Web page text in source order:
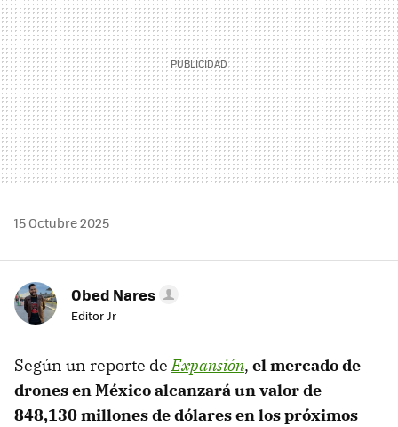
15 Octubre 2025
Obed Nares
Editor Jr
Según un reporte deExpansión, el mercado de
drones en México alcanzará un valor de
848,130 millones de dólares en los próximos